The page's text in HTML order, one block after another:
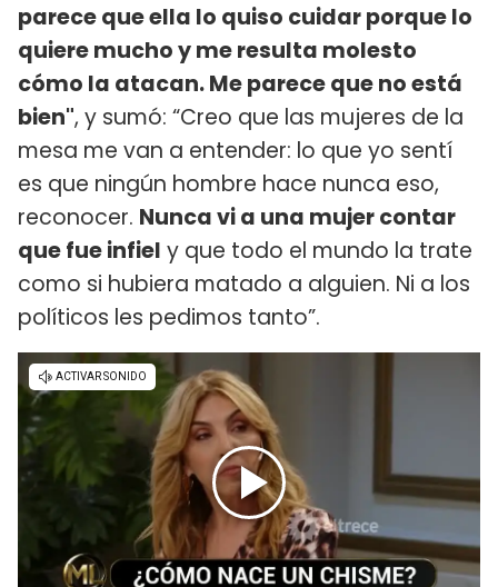
parece que ella lo quiso cuidar porque lo
quiere mucho y me resulta molesto
cómo la atacan. Me parece que no está
bien", y sumó: “Creo que las mujeres de la
mesa me van a entender: lo que yo sentí
es que ningún hombre hace nunca eso,
reconocer. Nunca vi a una mujer contar
que fue infiel y que todo el mundo la trate
como si hubiera matado a alguien. Ni a los
políticos les pedimos tanto”.